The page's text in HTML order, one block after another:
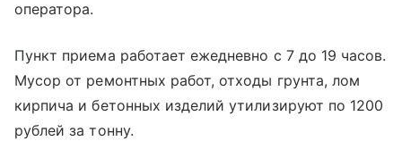
оператора.
Пункт приема работает ежедневно с 7 до 19 часов.
Мусор от ремонтных работ, отходы грунта, лом
кирпича и бетонных изделий утилизируют по 1200
рублей за тонну.